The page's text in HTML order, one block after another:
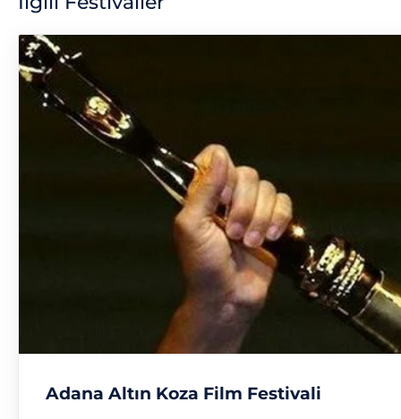
Adana Altın Koza Film Festivali